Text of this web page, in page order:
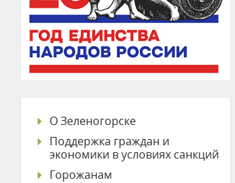
О Зеленогорске
Поддержка граждан и
экономики в условиях санкций
Горожанам